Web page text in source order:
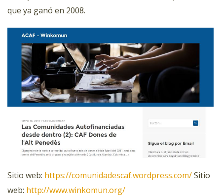
que ya ganó en 2008.
Sitio web: https://comunidadescaf.wordpress.com/Sitio
web: http://www.winkomun.org/